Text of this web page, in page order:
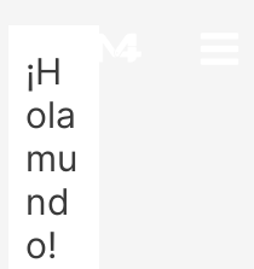
contenido
¡H
ola
mu
nd
o!
entradas